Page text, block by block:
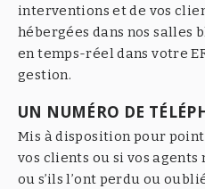
interventions et de vos
hébergées dans nos salles
en temps-réel dans votre
gestion.
UN NUMÉRO DE
Mis à disposition pour
vos clients ou si vos agents
ou s’ils l’ont perdu ou